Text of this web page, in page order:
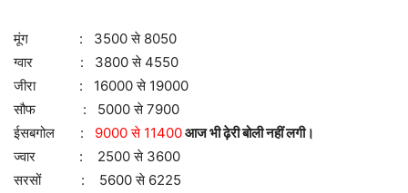
मूंग : 3500 से 8050
ग्वार : 3800 से 4550
जीरा : 16000 से 19000
सौफ : 5000 से 7900
ईसबगोल : 9000 से 11400आज भी ढ़ेरी बोली नहीं लगी।
ज्वार : 2500 से 3600
सरसों : 5600 से 6225